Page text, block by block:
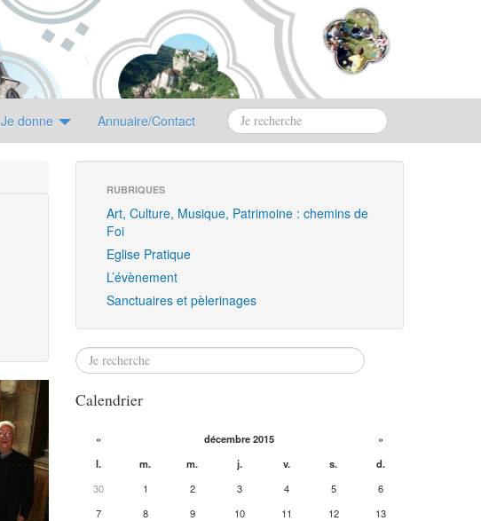
Je donne Annuaire/Contact
RUBRIQUES
Art, Culture, Musique, Patrimoine : chemins de
Foi
Eglise Pratique
L’évènement
Sanctuaires et pèlerinages
Calendrier
« décembre 2015
»
l.
m. m. j. v. s.
d.
30
1 2 3 4 5
6
7
8 9 10 11 12
13